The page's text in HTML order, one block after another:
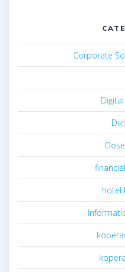
Corporate
hotel